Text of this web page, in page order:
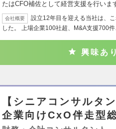
たはCFO補佐として経営支援を行い
会社概要
設立12年目を迎える当社は、
した。 上場企業100社超、M&A支援700
興味あり
【シニアコンサルタ
企業向けCxO伴走型